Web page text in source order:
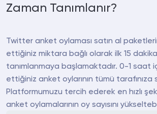
Zaman Tanımlanır?
Twitter anket oylaması satın al
ettiğiniz miktara bağlı olarak ilk 15
tanımlanmaya başlamaktadır. 0-1 saat
ettiğiniz anket oylarının tümü tarafınıza
Platformumuzu tercih ederek en hızlı
anket oylamalarının oy sayısını